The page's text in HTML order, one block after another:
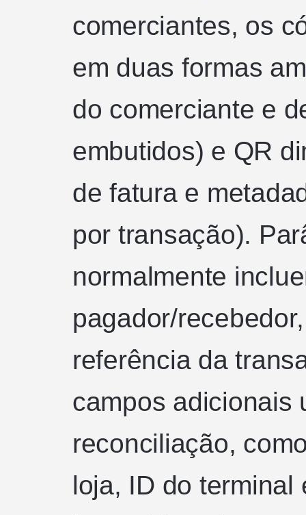
comerciantes, os
em duas formas
do comerciante e
embutidos) e QR
de fatura e
por transação).
normalmente
pagador/
referência da
campos adicionais
reconciliação,
loja, ID do terminal